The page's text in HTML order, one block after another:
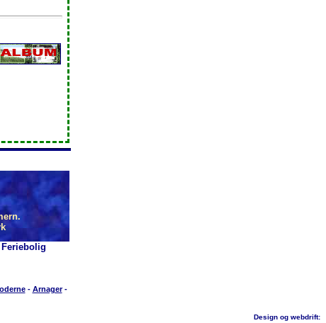
- Arnager-
Design og webdrift: